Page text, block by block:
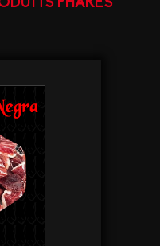
PHARES